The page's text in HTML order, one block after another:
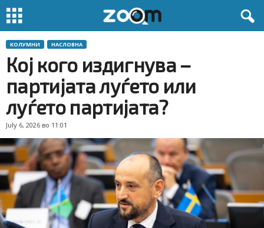
KОЛУМНИ НАСЛОВНА
Кој кого издигнува –
партијата луѓето или
луѓето партијата?
July 6, 2026 во 11:01